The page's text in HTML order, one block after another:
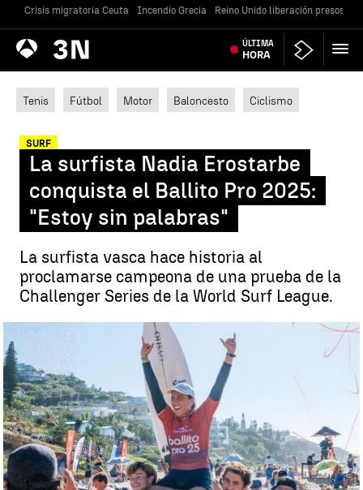
Crisis migratoria Ceuta Incendio Grecia Reino Unido liberación presos
Antena
3 Noticias ÚLTIMA
HORA
Tenis Fútbol Motor Baloncesto Ciclismo
SURF
La surfista Nadia Erostarbe
conquista el Ballito Pro 2025:
"Estoy sin palabras"
La surfista vasca hace historia al
proclamarse campeona de una prueba de la
Challenger Series de la World Surf League.
La surfista Nadia Erostarbe conquista el Ballito Pro 2025: "Estoy
sin palabras" |
WWW.FESURF.ES
Guillermo F. Lascoiti
Publicado:08 de julio de 2025, 10:50